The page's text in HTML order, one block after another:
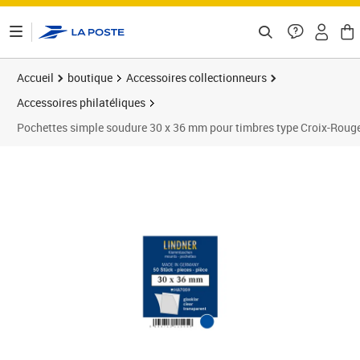
Accueil boutique
Accessoires collectionneurs
Accessoires philatéliques
Pochettes simple soudure 30 x 36 mm pour timbres type Croix-